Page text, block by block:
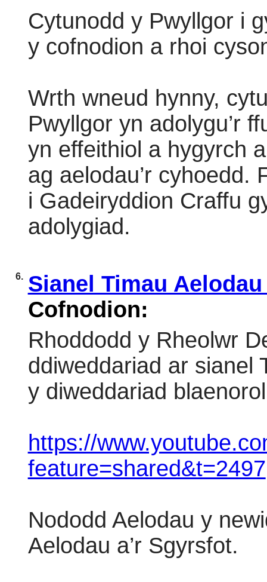
Cytunodd y Pwyllgor i
y cofnodion a rhoi
Wrth wneud hynny,
Pwyllgor yn adolygu’r
yn effeithiol a hygyrch
ag aelodau’r cyhoedd.
i Gadeiryddion Craffu
adolygiad.
6. Sianel Timau
Cofnodion:
Rhoddodd y Rheolwr
ddiweddariad ar sianel
y diweddariad
https://
feature=shared&t=2497
Nododd Aelodau y
Aelodau a’r Sgyrsfot.